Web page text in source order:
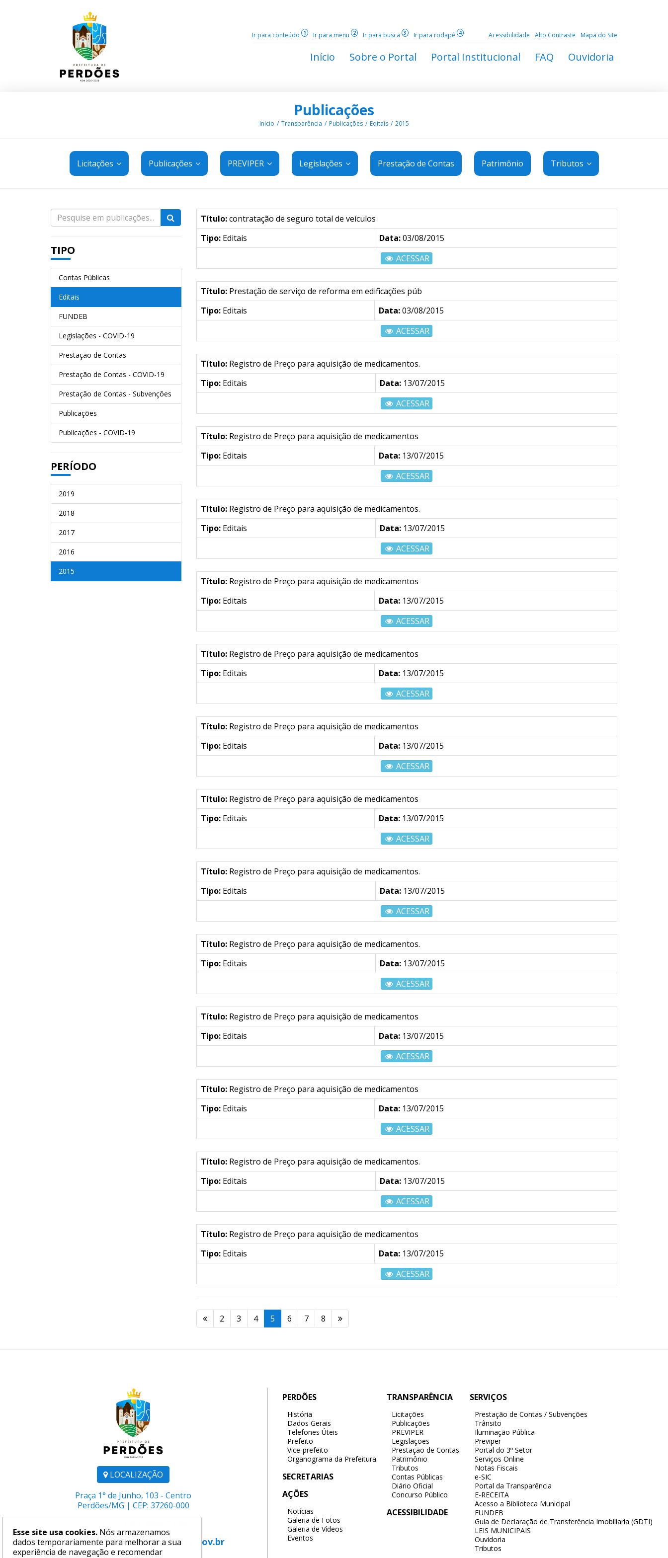
Ir para conteúdo 1 Ir para menu 2 Ir para busca 3 Ir para rodapé 4 Acessibilidade Alto Contraste Mapa do Site
Início Sobre o Portal Portal Institucional FAQ Ouvidoria
Publicações
Início Transparência Publicações Editais 2015
Licitações Publicações PREVIPER Legislações Prestação de Contas Patrimônio Tributos
TIPO
Contas Públicas
Editais
FUNDEB
Legislações - COVID-19
Prestação de Contas
Prestação de Contas - COVID-19
Prestação de Contas - Subvenções
Publicações
Publicações - COVID-19
PERÍODO
2019
2018
2017
2016
2015
Título:contratação de seguro total de veículos
Tipo:Editais Data:03/08/2015
ACESSAR
Título:Prestação de serviço de reforma em edificações púb
Tipo:Editais Data:03/08/2015
ACESSAR
Título:Registro de Preço para aquisição de medicamentos.
Tipo:Editais Data:13/07/2015
ACESSAR
Título:Registro de Preço para aquisição de medicamentos
Tipo:Editais Data:13/07/2015
ACESSAR
Título:Registro de Preço para aquisição de medicamentos.
Tipo:Editais Data:13/07/2015
ACESSAR
Título:Registro de Preço para aquisição de medicamentos
Tipo:Editais Data:13/07/2015
ACESSAR
Título:Registro de Preço para aquisição de medicamentos
Tipo:Editais Data:13/07/2015
ACESSAR
Título:Registro de Preço para aquisição de medicamentos
Tipo:Editais Data:13/07/2015
ACESSAR
Título:Registro de Preço para aquisição de medicamentos
Tipo:Editais Data:13/07/2015
ACESSAR
Título:Registro de Preço para aquisição de medicamentos.
Tipo:Editais Data:13/07/2015
ACESSAR
Título:Registro de Preço para aquisição de medicamentos.
Tipo:Editais Data:13/07/2015
ACESSAR
Título:Registro de Preço para aquisição de medicamentos
Tipo:Editais Data:13/07/2015
ACESSAR
Título:Registro de Preço para aquisição de medicamentos
Tipo:Editais Data:13/07/2015
ACESSAR
Título:Registro de Preço para aquisição de medicamentos.
Tipo:Editais Data:13/07/2015
ACESSAR
Título:Registro de Preço para aquisição de medicamentos
Tipo:Editais Data:13/07/2015
ACESSAR
2 3 4 5 6 7 8
LOCALIZAÇÃO
Praça 1° de Junho, 103 - Centro
Perdões/MG | CEP: 37260-000
E-mail: comunicacao@perdoes.mg.gov.br
PERDÕES
História
Dados Gerais
Telefones Úteis
Prefeito
Vice-prefeito
Organograma da Prefeitura
SECRETARIAS
AÇÕES
Notícias
Galeria de Fotos
Galeria de Vídeos
Eventos
TRANSPARÊNCIA
Licitações
Publicações
PREVIPER
Legislações
Prestação de Contas
Patrimônio
Tributos
Contas Públicas
Diário Oficial
Concurso Público
ACESSIBILIDADE
SERVIÇOS
Prestação de Contas / Subvenções
Trânsito
Iluminação Pública
Previper
Portal do 3º Setor
Serviços Online
Notas Fiscais
e-SIC
Portal da Transparência
E-RECEITA
Acesso a Biblioteca Municipal
FUNDEB
Guia de Declaração de Transferência Imobiliaria (GDTI)
LEIS MUNICIPAIS
Ouvidoria
Tributos
Esse site usa cookies. Nós armazenamos
dados temporariamente para melhorar a sua
experiência de navegação e recomendar